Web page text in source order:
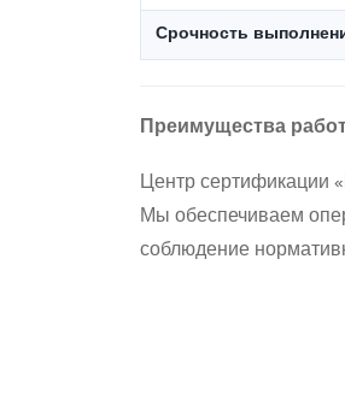
Срочность
Преимущества
Центр сертификации
Мы обеспечиваем
соблюдение